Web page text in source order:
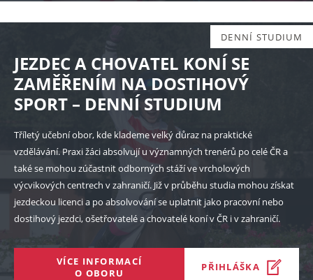
JEZDEC A CHOVATEL KONÍ SE
ZAMĚŘENÍM NA DOSTIHOVÝ
SPORT – DENNÍ STUDIUM
Tříletý učební obor, kde klademe velký důraz na praktické
vzdělávání. Praxi žáci absolvují u významných trenérů po celé ČR a
také se mohou zúčastnit odborných stáží ve vrcholových
výcvikových centrech v zahraničí. Již v průběhu studia mohou získat
jezdeckou licenci a po absolvování se uplatnit jako pracovní nebo
dostihový jezdci, ošetřovatelé a chovatelé koní v ČR i v zahraničí.
VÍCE INFORMACÍ
O OBORU
PŘIHLÁŠKA
DENNÍ STUDIUM